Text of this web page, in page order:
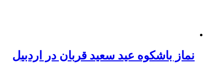
نماز باشکوه عید سعید قربان در اردبیل